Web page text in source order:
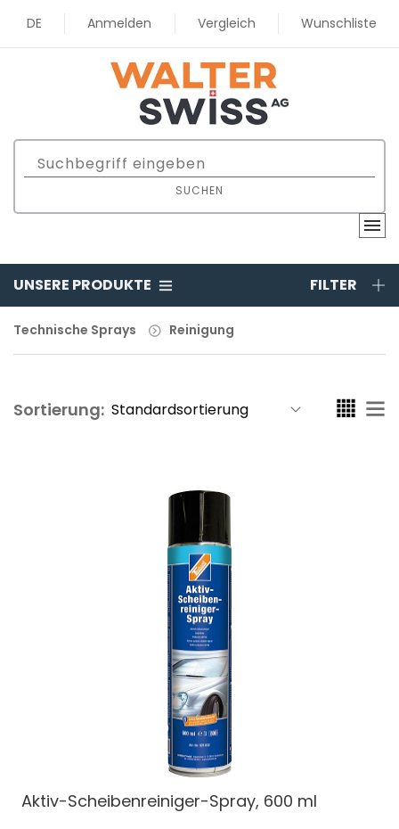
DE Anmelden Vergleich Wunschliste
SUCHEN
UNSERE PRODUKTE FILTER
Technische Sprays Reinigung
Sortierung:
Aktiv-Scheibenreiniger-Spray, 600 ml